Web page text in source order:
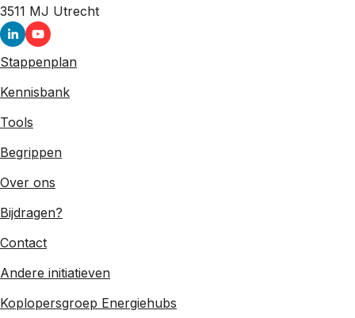
3511 MJ Utrecht
Stappenplan
Kennisbank
Tools
Begrippen
Over ons
Bijdragen?
Contact
Andere initiatieven
Koplopersgroep Energiehubs